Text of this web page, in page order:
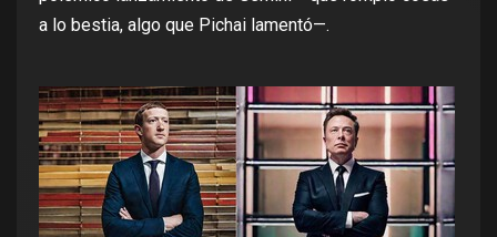
a lo bestia, algo que Pichai lamentó—.